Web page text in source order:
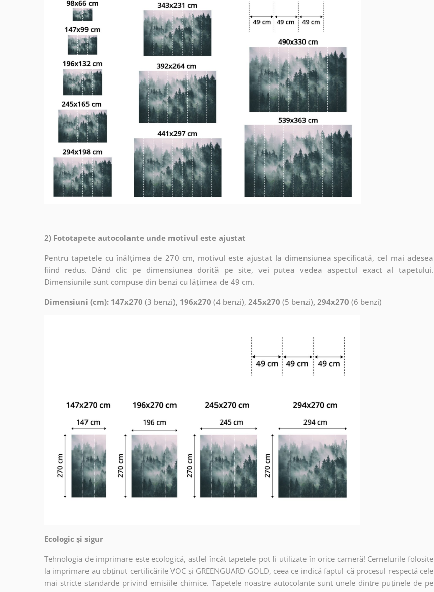
2) Fototapete autocolante unde motivul este ajustat
Pentru tapetele cu înălțimea de 270 cm, motivul este ajustat la dimensiunea specificată, cel mai adesea
fiind redus. Dând clic pe dimensiunea dorită pe site, vei putea vedea aspectul exact al tapetului.
Dimensiunile sunt compuse din benzi cu lățimea de 49 cm.
Dimensiuni (cm): 147x270 (3 benzi), 196x270 (4 benzi), 245x270 (5 benzi), 294x270 (6 benzi)
Ecologic și sigur
Tehnologia de imprimare este ecologică, astfel încât tapetele pot fi utilizate în orice cameră! Cernelurile folosite
la imprimare au obținut certificările VOC și GREENGUARD GOLD, ceea ce indică faptul că procesul respectă cele
mai stricte standarde privind emisiile chimice. Tapetele noastre autocolante sunt unele dintre puținele de pe